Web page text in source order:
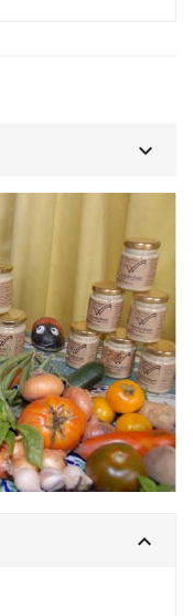

